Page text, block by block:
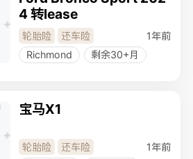
4 转lease
轮胎险 还车险
1年前
Richmond
剩余30+月
宝马X1
轮胎险 还车险
1年前